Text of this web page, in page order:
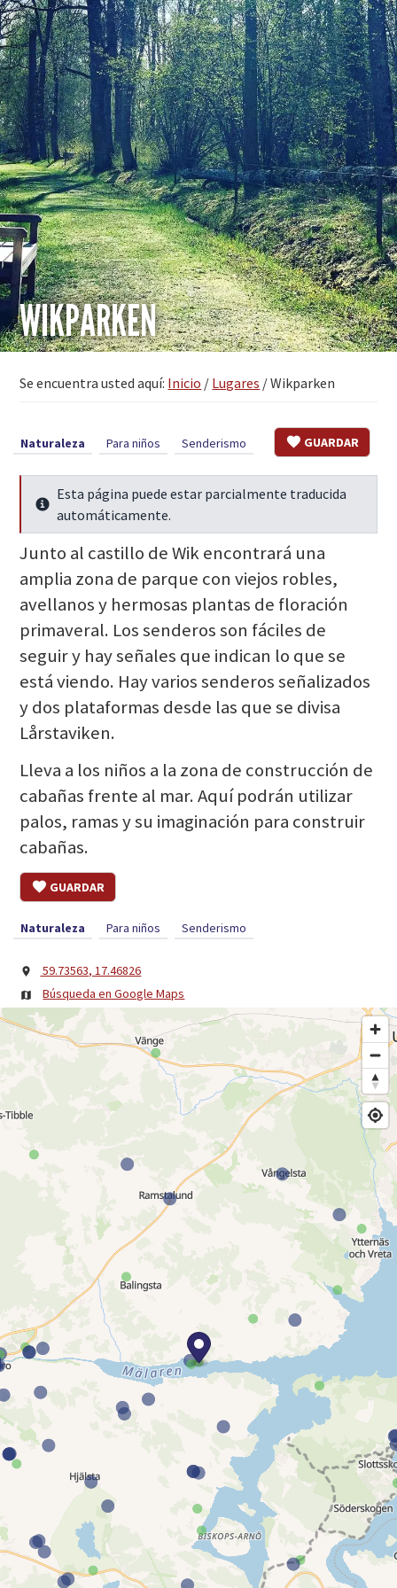
WIKPARKEN
Se encuentra usted aquí: Inicio / Lugares /Wikparken
GUARDAR
Naturaleza Para niños Senderismo
Seguir leyendo
Esta página puede estar parcialmente traducida
automáticamente.
Junto al castillo de Wik encontrará una
amplia zona de parque con viejos robles,
avellanos y hermosas plantas de floración
primaveral. Los senderos son fáciles de
seguir y hay señales que indican lo que se
está viendo. Hay varios senderos señalizados
y dos plataformas desde las que se divisa
Lårstaviken.
Lleva a los niños a la zona de construcción de
cabañas frente al mar. Aquí podrán utilizar
palos, ramas y su imaginación para construir
cabañas.
GUARDAR
Naturaleza Para niños Senderismo
59.73563, 17.46826
Búsqueda en Google Maps